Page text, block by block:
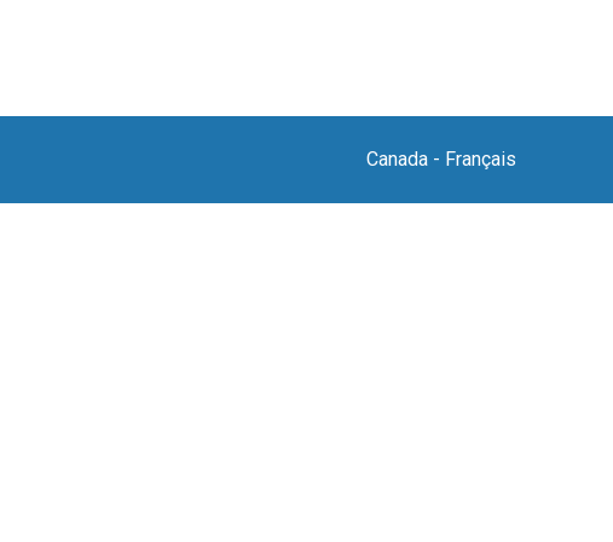
Canada - Français